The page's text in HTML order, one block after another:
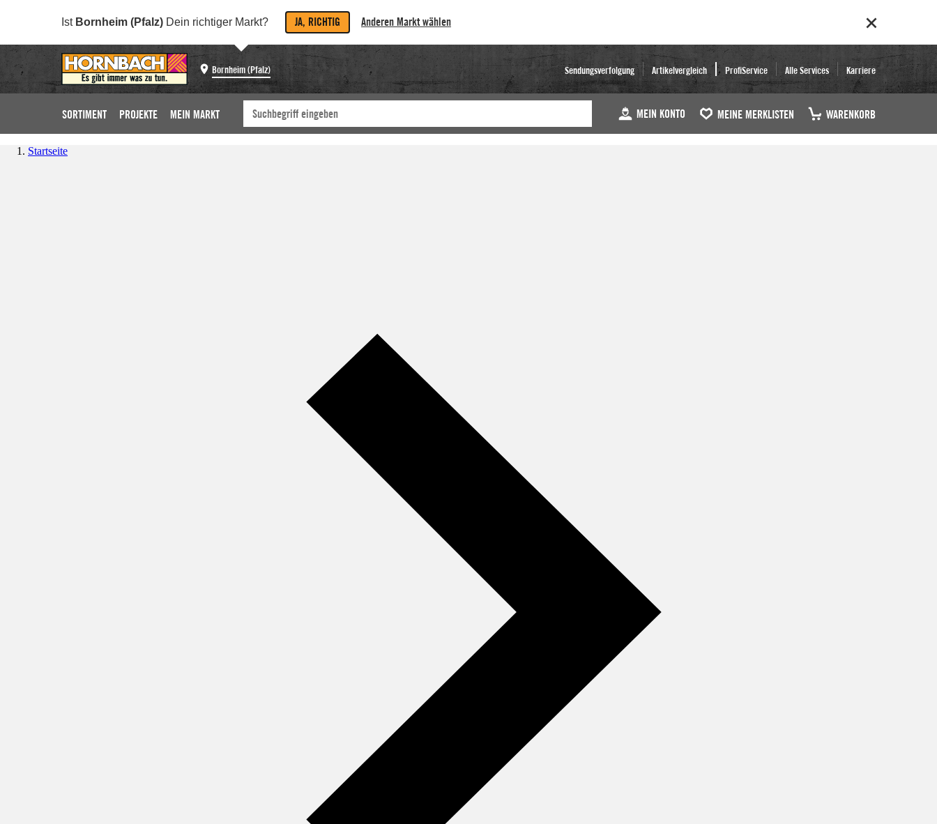
Ist Bornheim (Pfalz) Dein richtiger Markt? JA, RICHTIG Anderen Markt wählen
Bornheim (Pfalz) Sendungsverfolgung Artikelvergleich ProfiService Alle Services Karriere
SORTIMENT PROJEKTE MEIN MARKT MEIN KONTO MEINE MERKLISTEN WARENKORB
Startseite